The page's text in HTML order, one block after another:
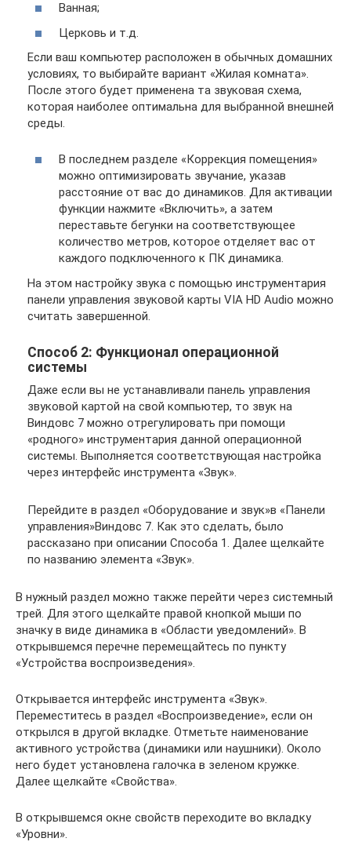
Ванная;
Церковь и т.д.
Если ваш компьютер расположен в обычных домашних
условиях, то выбирайте вариант «Жилая комната».
После этого будет применена та звуковая схема,
которая наиболее оптимальна для выбранной внешней
среды.
В последнем разделе «Коррекция помещения»
можно оптимизировать звучание, указав
расстояние от вас до динамиков. Для активации
функции нажмите «Включить», а затем
переставьте бегунки на соответствующее
количество метров, которое отделяет вас от
каждого подключенного к ПК динамика.
На этом настройку звука с помощью инструментария
панели управления звуковой карты VIA HD Audio можно
считать завершенной.
Способ 2: Функционал операционной
системы
Даже если вы не устанавливали панель управления
звуковой картой на свой компьютер, то звук на
Виндовс 7 можно отрегулировать при помощи
«родного» инструментария данной операционной
системы. Выполняется соответствующая настройка
через интерфейс инструмента «Звук».
Перейдите в раздел «Оборудование и звук»в «Панели
управления»Виндовс 7. Как это сделать, было
рассказано при описании Способа 1. Далее щелкайте
по названию элемента «Звук».
В нужный раздел можно также перейти через системный
трей. Для этого щелкайте правой кнопкой мыши по
значку в виде динамика в «Области уведомлений». В
открывшемся перечне перемещайтесь по пункту
«Устройства воспроизведения».
Открывается интерфейс инструмента «Звук».
Переместитесь в раздел «Воспроизведение», если он
открылся в другой вкладке. Отметьте наименование
активного устройства (динамики или наушники). Около
него будет установлена галочка в зеленом кружке.
Далее щелкайте «Свойства».
В открывшемся окне свойств переходите во вкладку
«Уровни».